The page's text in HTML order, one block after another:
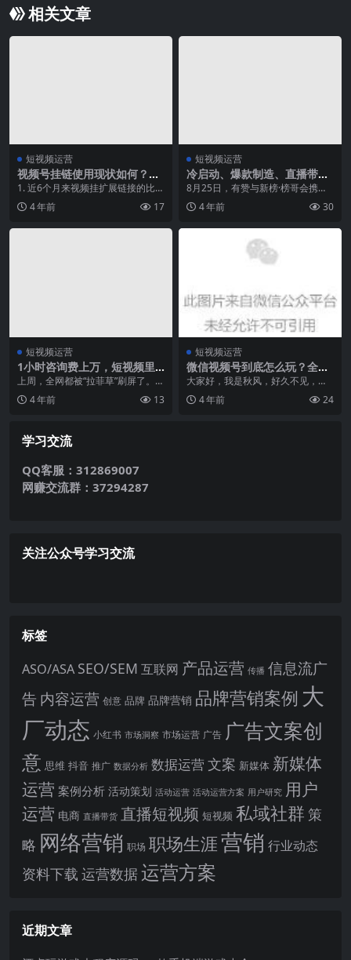
相关文章
短视频运营
视频号挂链使用现状如何？我
们研究了44.3万个挂链视频
1. 近6个月来视频挂扩展链接的比例
呈稳步上升趋势，比例在30%左右
新榜统计了...
4 年前 17
短视频运营
冷启动、爆款制造、直播带
货，百万粉丝视频号主运营秘
籍
8月25日，有赞与新榜·榜哥会携手
举办的线上峰会“连麦引领者——视
频号进阶全攻略...
4 年前 30
短视频运营
1小时咨询费上万，短视频里
的情感博主有“钱景”吗?
上周，全网都被“拉菲草”刷屏了。
故事起源于某男生给女朋友送的六
周年礼物，巨大的...
4 年前 13
短视频运营
微信视频号到底怎么玩？全流
程解析来了！
大家好，我是秋风，好久不见，今
天来和大家聊聊流量的事情~平时我
们总是在找流量，但...
4 年前 24
学习交流
QQ客服：312869007
网赚交流群：37294287
关注公众号学习交流
标签
ASO/ASA SEO/SEM 互联网 产品运营 传播 信息流广
告 内容运营 创意 品牌 品牌营销 品牌营销案例 大
厂动态 小红书 市场洞察 市场运营 广告 广告文案创
意 思维 抖音 推广 数据分析 数据运营 文案 新媒体 新媒体
运营 案例分析 活动策划 活动运营 活动运营方案 用户研究 用户
运营 电商 直播带货 直播短视频 短视频 私域社群 策
略 网络营销 职场 职场生涯营销 行业动态
资料下载 运营数据运营方案
近期文章